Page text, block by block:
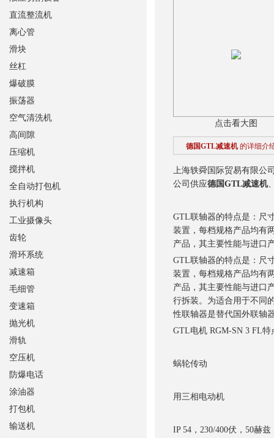
点击看大图
德国GTL减速机 的详细介
上海轶舜国际贸易有限公
公司供应德国GTL减速机
GTL联轴器的特点是：尺
装置，每档规格产品均有
产品，其主要性能与进口
GTL联轴器的特点是：尺
装置，每档规格产品均有
产品，其主要性能与进口
行拆装。为适合用于不同
性联轴器是替代国外联轴
GTL电机 RGM-SN 3 FL特
蜗轮传动
用三相电动机
IP 54，230/400伏，50赫兹
直流整流机
离心管
滑块
丝杠
爆破膜
振荡器
空气清洗机
高间隙
压缩机
搅拌机
全自动打包机
执行机构
工业摄像头
齿轮
滑环系统
减速箱
毛细管
变速箱
抛光机
滑轨
空压机
防爆电话
涂油器
打包机
输送机